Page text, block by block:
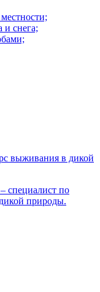
и снега;
выживания в дикой
специалист по
природы.